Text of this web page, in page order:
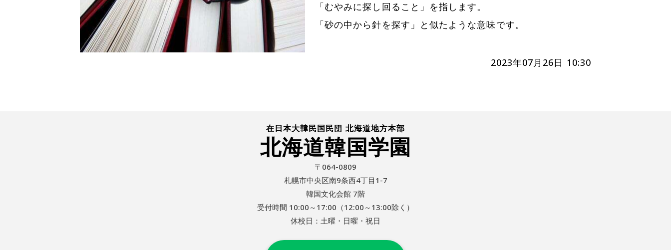
「むやみに探し回ること」を指します。
「砂の中から針を探す」と似たような意味です。
2023年07月26日 10:30
在日本大韓民国民団 北海道地方本部
北海道韓国学園
〒064-0809
札幌市中央区南9条西4丁目1-7
韓国文化会館 7階
受付時間 10:00～17:00（12:00～13:00除く）
休校日：土曜・日曜・祝日